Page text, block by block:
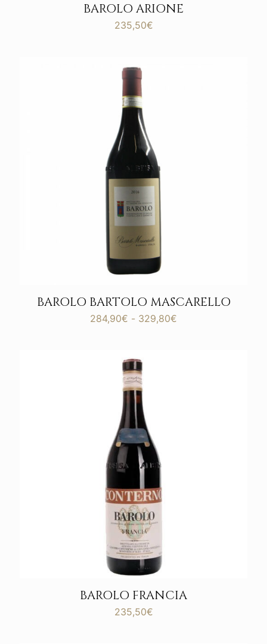
BAROLO ARIONE
235,50€
BAROLO BARTOLO MASCARELLO
284,90€ - 329,80€
BAROLO FRANCIA
235,50€